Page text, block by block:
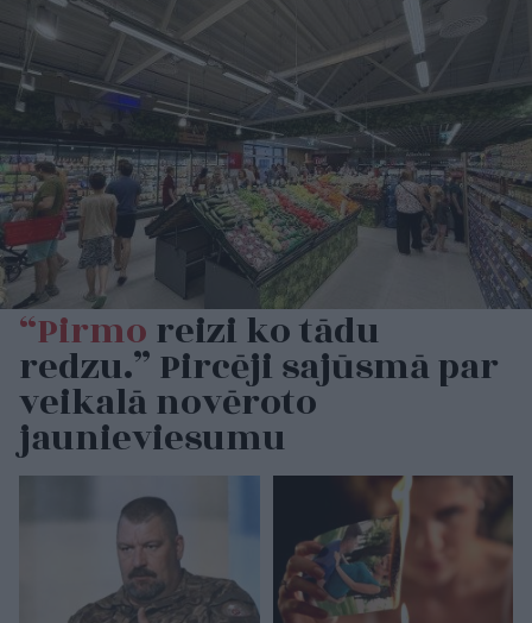
“Pirmoreizi ko tādu
redzu.” Pircēji sajūsmā par
veikalā novēroto
jaunieviesumu